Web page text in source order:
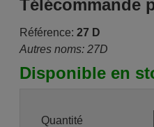
Télécommande
Référence: 27 D
Autres noms: 27D
Disponible en
Quantité